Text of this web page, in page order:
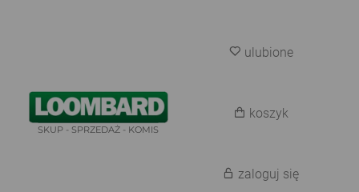
SKUP - SPRZEDAŻ - KOMIS
ulubione
koszyk
zaloguj się